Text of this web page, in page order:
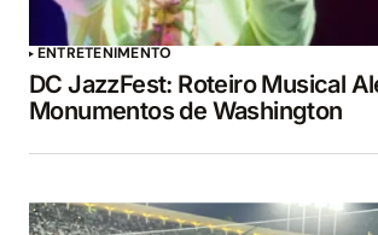
ENTRETENIMENTO
DC JazzFest: Roteiro Musical
Monumentos de Washington